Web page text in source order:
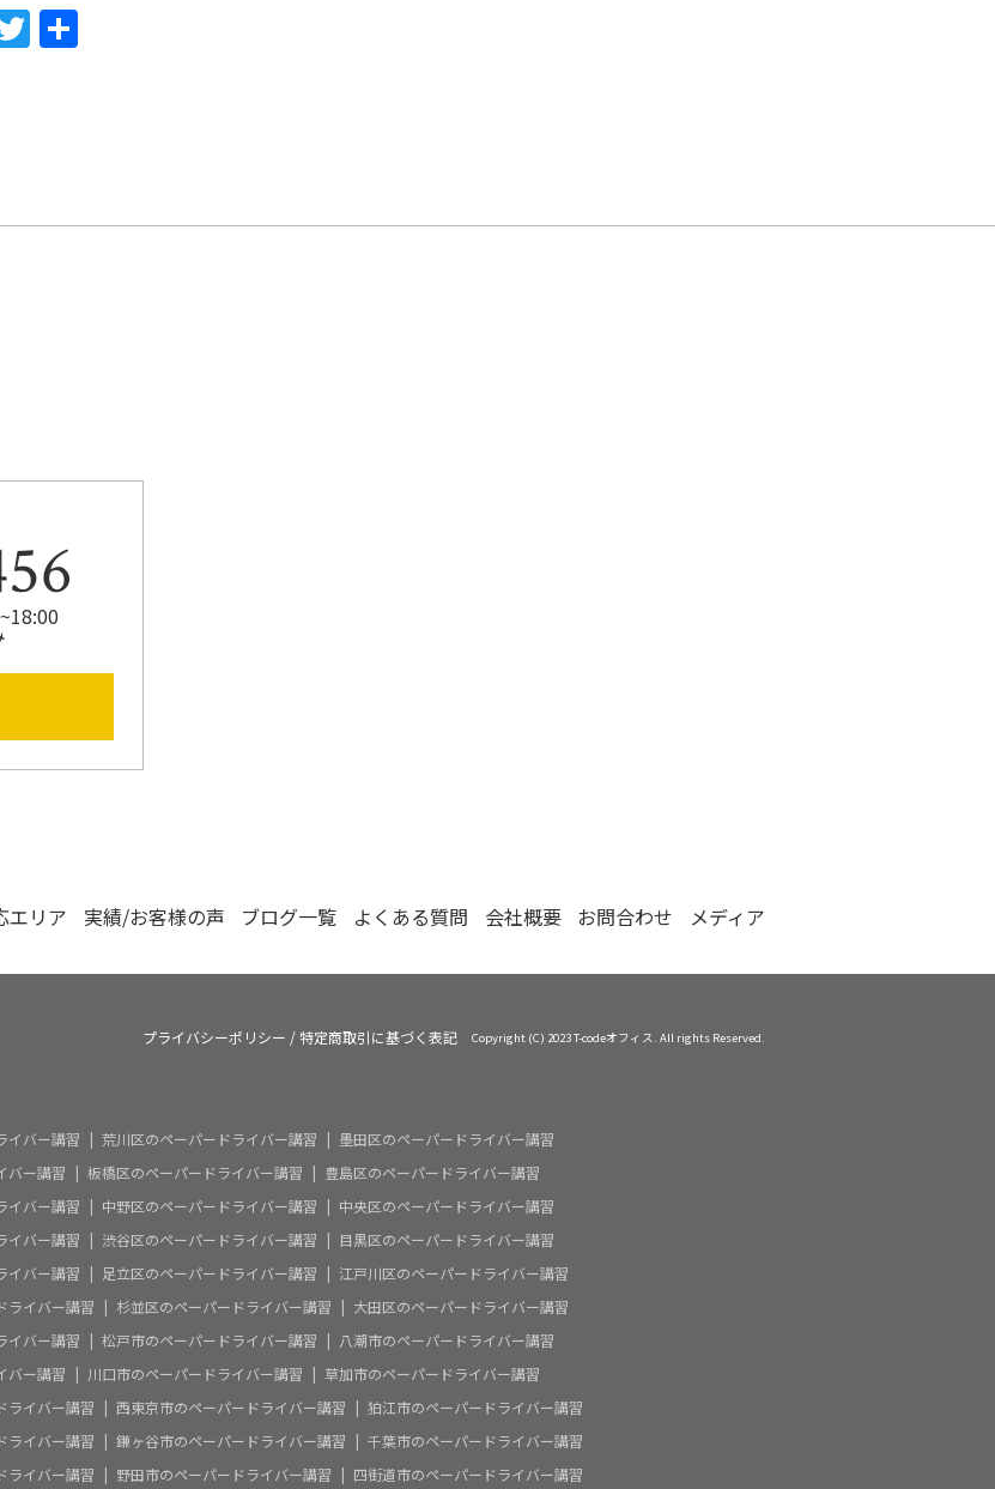
T
エリア 実績/お客様の声 ブログ一覧 よくある質問 会社概要 お問合わせ メディア
プライバシーポリシー /特定商取引に基づく表記 Copyright (C) 2023 T-codeオフィス. All rights Reserved.
イバー講習 荒川区のペーパードライバー講習
墨田区のペーパードライバー講習
バー講習 板橋区のペーパードライバー講習
豊島区のペーパードライバー講習
イバー講習 中野区のペーパードライバー講習
中央区のペーパードライバー講習
イバー講習 渋谷区のペーパードライバー講習
目黒区のペーパードライバー講習
イバー講習 足立区のペーパードライバー講習
江戸川区のペーパードライバー講習
ライバー講習 杉並区のペーパードライバー講習
大田区のペーパードライバー講習
イバー講習 松戸市のペーパードライバー講習
八潮市のペーパードライバー講習
バー講習 川口市のペーパードライバー講習
草加市のペーパードライバー講習
ライバー講習 西東京市のペーパードライバー講習
狛江市のペーパードライバー講習
ライバー講習 鎌ヶ谷市のペーパードライバー講習
千葉市のペーパードライバー講習
ライバー講習 野田市のペーパードライバー講習 四街道市のペーパードライバー講習